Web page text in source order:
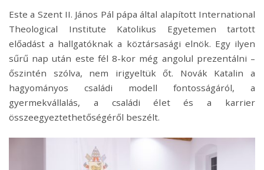
Este a Szent II. János Pál pápa által alapított International
Theological Institute Katolikus Egyetemen tartott
előadást a hallgatóknak a köztársasági elnök. Egy ilyen
sűrű nap után este fél 8-kor még angolul prezentálni –
őszintén szólva, nem irigyeltük őt. Novák Katalin a
hagyományos családi modell fontosságáról, a
gyermekvállalás, a családi élet és a karrier
összeegyeztethetőségéről beszélt.